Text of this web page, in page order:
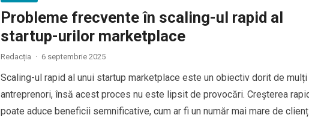
Probleme frecvente în scaling-ul rapid al
startup-urilor marketplace
Redacția · 6 septembrie 2025
Scaling-ul rapid al unui startup marketplace este un obiectiv dorit de mulți
antreprenori, însă acest proces nu este lipsit de provocări. Creșterea
poate aduce beneficii semnificative, cum ar fi un număr mai mare de